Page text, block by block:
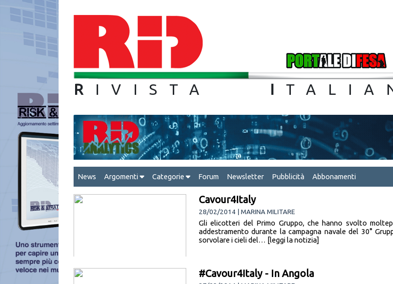
R IVISTA I
News Argomenti Categorie Forum Newsletter Pubblicità Abbonamenti
Cavour4Italy
28/02/2014 | MARINA MILITARE
Gli elicotteri del Primo Gruppo, che hanno svolto
addestramento durante la campagna navale del 30°
sorvolare i cieli del… [leggi la notizia]
#Cavour4Italy - In Angola